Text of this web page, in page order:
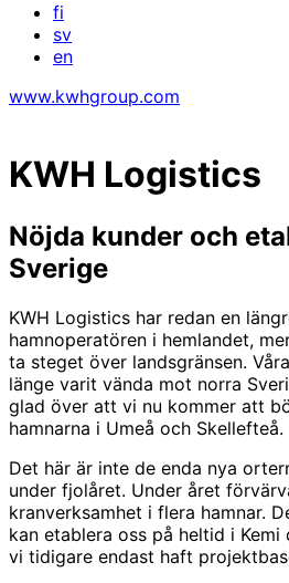
fi
sv
en
www.kwhgroup.com
KWH Logistics
Nöjda kunder och
Sverige
KWH Logistics har redan en
hamnoperatören i hemlandet,
ta steget över landsgränsen.
länge varit vända mot norra
glad över att vi nu kommer att
hamnarna i Umeå och Skellefteå.
Det här är inte de enda nya
under fjolåret. Under året
kranverksamhet i flera hamnar.
kan etablera oss på heltid i Kemi
vi tidigare endast haft